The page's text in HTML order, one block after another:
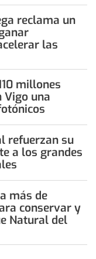
reclama un
las
millones
Vigo una
refuerzan su
a los grandes
más de
conservar y
Natural del